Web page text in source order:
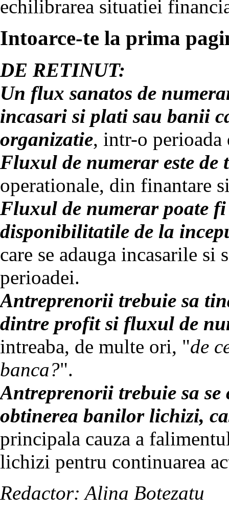
echilibrarea situatiei
Intoarce-te la prima
DE RETINUT:
Un flux sanatos de
incasari si plati sau banii
organizatie, intr-o perioada
Fluxul de numerar este de
operationale, din finantare
Fluxul de numerar poate
disponibilitatile de la
care se adauga incasarile si
perioadei.
Antreprenorii trebuie sa
dintre profit si fluxul de
intreaba, de multe ori, "de
banca?".
Antreprenorii trebuie sa se
obtinerea banilor lichizi,
principala cauza a
lichizi pentru continuarea
Redactor: Alina Botezatu